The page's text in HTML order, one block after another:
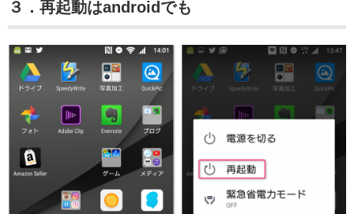
３．再起動はandroidでも